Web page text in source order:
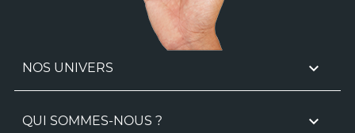
NOS UNIVERS 
QUI SOMMES-NOUS ? 